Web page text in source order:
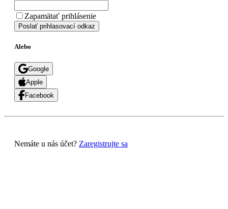
Zapamätať prihlásenie
Poslať prihlasovací odkaz
Alebo
Google
Apple
Facebook
Nemáte u nás účet? Zaregistrujte sa